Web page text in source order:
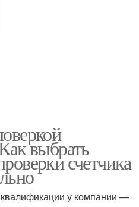
выбрать
счетчика
у компании —